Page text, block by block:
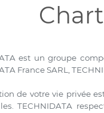
est un groupe
France SARL,
de votre vie privée
TECHNIDATA